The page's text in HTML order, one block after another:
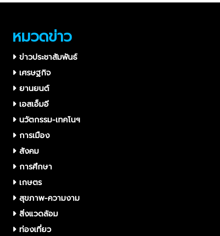
หมวดข่าว
ข่าวประชาสัมพันธ์
เศรษฐกิจ
ยานยนต์
เอสเอ็มอี
นวัตกรรม-เทคโนฯ
การเมือง
สังคม
การศึกษา
เกษตร
สุขภาพ-ความงาม
สิ่งแวดล้อม
ท่องเที่ยว